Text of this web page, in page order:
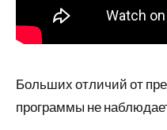
Больших отличий от
программы не